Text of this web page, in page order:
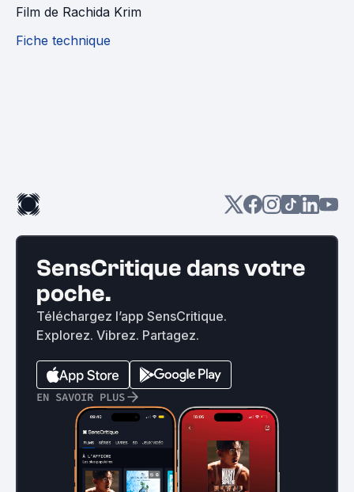
Film de Rachida Krim
Fiche technique
SensCritique dans votre
poche.
Téléchargez l’app SensCritique.
Explorez. Vibrez. Partagez.
EN SAVOIR PLUS